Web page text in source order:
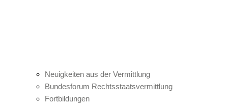
Neuigkeiten aus der Vermittlung
Bundesforum Rechtsstaatsvermittlung
Fortbildungen